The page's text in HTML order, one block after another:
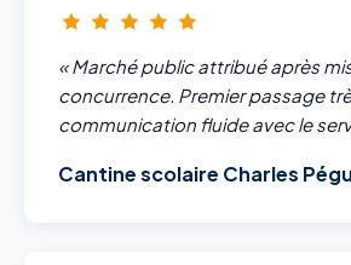
« Marché public attribué après
concurrence. Premier passage
communication fluide avec le
Cantine scolaire Charles